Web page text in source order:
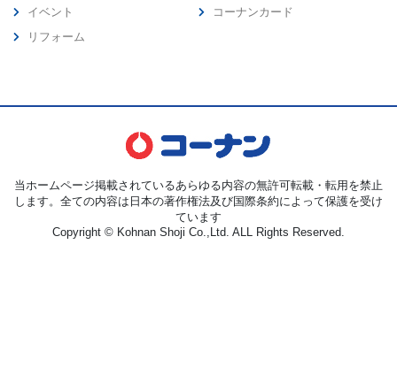
イベント
リフォーム
コーナンカード
当ホームページ掲載されているあらゆる内容の無許可転載・転用を禁止
します。全ての内容は日本の著作権法及び国際条約によって保護を受け
ています
Copyright © Kohnan Shoji Co.,Ltd. ALL Rights Reserved.